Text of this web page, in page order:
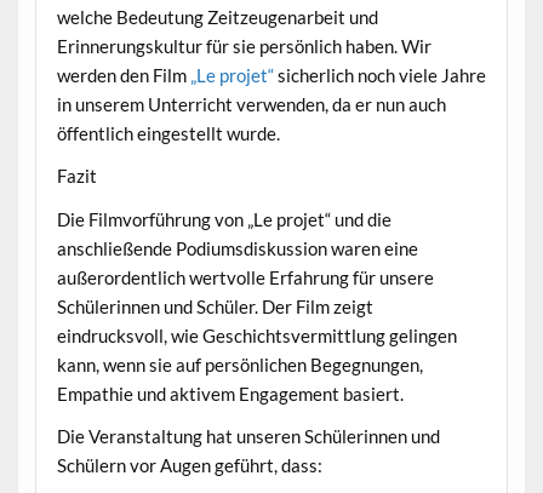
welche Bedeutung Zeitzeugenarbeit und
Erinnerungskultur für sie persönlich haben. Wir
werden den Film „Le projet“sicherlich noch viele Jahre
in unserem Unterricht verwenden, da er nun auch
öffentlich eingestellt wurde.
Fazit
Die Filmvorführung von „Le projet“ und die
anschließende Podiumsdiskussion waren eine
außerordentlich wertvolle Erfahrung für unsere
Schülerinnen und Schüler. Der Film zeigt
eindrucksvoll, wie Geschichtsvermittlung gelingen
kann, wenn sie auf persönlichen Begegnungen,
Empathie und aktivem Engagement basiert.
Die Veranstaltung hat unseren Schülerinnen und
Schülern vor Augen geführt, dass: